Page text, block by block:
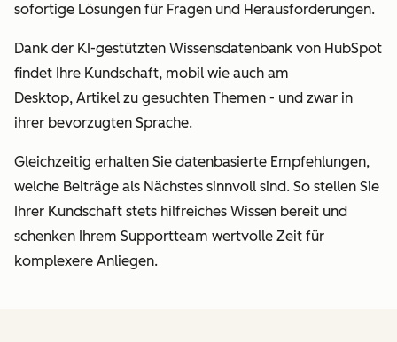
sofortige Lösungen für Fragen und Herausforderungen.
Dank der KI-gestützten Wissensdatenbank von HubSpot
findet Ihre Kundschaft, mobil wie auch am
Desktop, Artikel zu gesuchten Themen - und zwar in
ihrer bevorzugten Sprache.
Gleichzeitig erhalten Sie datenbasierte Empfehlungen,
welche Beiträge als Nächstes sinnvoll sind. So stellen Sie
Ihrer Kundschaft stets hilfreiches Wissen bereit und
schenken Ihrem Supportteam wertvolle Zeit für
komplexere Anliegen.